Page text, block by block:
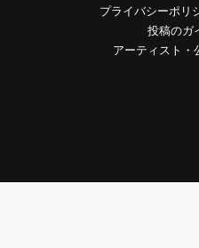
プライバシーポリ
投稿のガ
アーティスト・